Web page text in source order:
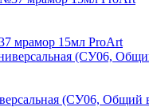
мрамор 15мл ProArt
(СУ06, Общий